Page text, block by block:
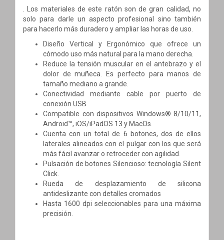
. Los materiales de este ratón son de gran calidad, no
solo para darle un aspecto profesional sino también
para hacerlo más duradero y ampliar las horas de uso.
Diseño Vertical y Ergonómico que ofrece un
cómodo uso más natural para la mano derecha.
Reduce la tensión muscular en el antebrazo y el
dolor de muñeca. Es perfecto para manos de
tamaño mediano a grande.
Conectividad mediante cable por puerto de
conexión USB
Compatible con dispositivos Windows® 8/10/11,
Android™, iOS/iPadOS 13 y MacOs.
Cuenta con un total de 6 botones, dos de ellos
laterales alineados con el pulgar con los que será
más fácil avanzar o retroceder con agilidad.
Pulsación de botones Silencioso: tecnología Silent
Click.
Rueda de desplazamiento de silicona
antideslizante con detalles cromados
Hasta 1600 dpi seleccionables para una máxima
precisión.